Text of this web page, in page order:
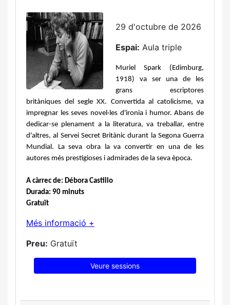
29 d'octubre de 2026
Espai: Aula triple
Muriel Spark (Edimburg,
1918) va ser una de les
grans escriptores
britàniques del segle XX. Convertida al catolicisme, va
impregnar les seves novel·les d'ironia i humor. Abans de
dedicar-se plenament a la literatura, va treballar, entre
d'altres, al Servei Secret Britànic durant la Segona Guerra
Mundial. La seva obra la va convertir en una de les
autores més prestigioses i admirades de la seva època.
A càrrec de: Débora Castillo
Durada: 90 minuts
Gratuït
Més informació +
Preu: Gratuït
Veure sessions